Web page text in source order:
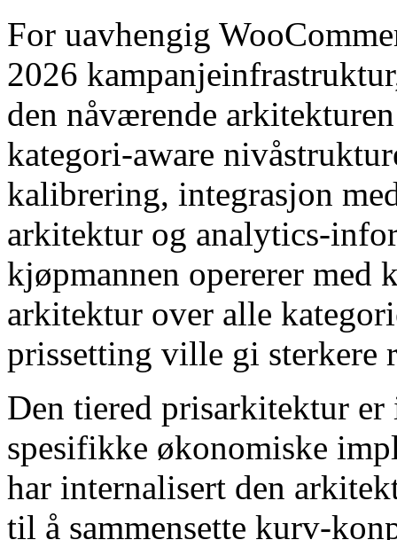
For uavhengig
2026
den nåværende
kategori-aware
kalibrering, integrasjon
arkitektur og analytics-
kjøpmannen opererer med
arkitektur over alle
prissetting ville gi sterkere
Den tiered prisarkitektur
spesifikke økonomiske
har internalisert den
til å sammensette kurv-